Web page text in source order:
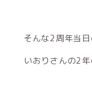
そんな2周年当
いおりさんの2